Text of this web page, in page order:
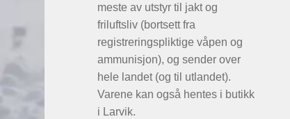
meste av utstyr til jakt og
friluftsliv (bortsett fra
registreringspliktige våpen og
ammunisjon), og sender over
hele landet (og til utlandet).
Varene kan også hentes i butikk
i Larvik.